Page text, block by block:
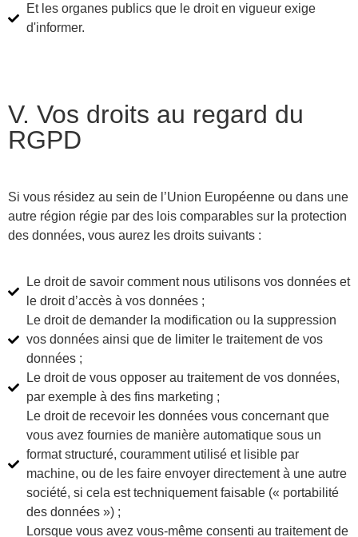
Et les organes publics que le droit en vigueur exige
d'informer.
V. Vos droits au regard du
RGPD
Si vous résidez au sein de l’Union Européenne ou dans une
autre région régie par des lois comparables sur la protection
des données, vous aurez les droits suivants :
Le droit de savoir comment nous utilisons vos données et
le droit d’accès à vos données ;
Le droit de demander la modification ou la suppression
vos données ainsi que de limiter le traitement de vos
données ;
Le droit de vous opposer au traitement de vos données,
par exemple à des fins marketing ;
Le droit de recevoir les données vous concernant que
vous avez fournies de manière automatique sous un
format structuré, couramment utilisé et lisible par
machine, ou de les faire envoyer directement à une autre
société, si cela est techniquement faisable (« portabilité
des données ») ;
Lorsque vous avez vous-même consenti au traitement de